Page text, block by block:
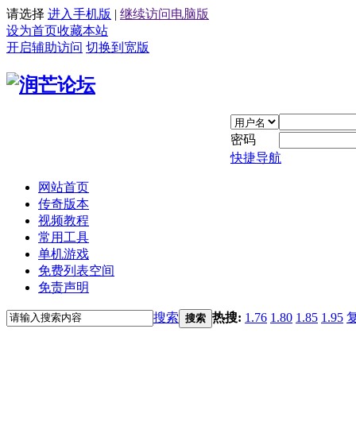
请选择 进入手机版 | 继续访问电脑版
设为首页收藏本站
开启辅助访问 切换到宽版
密码
快捷导航
网站首页
传奇版本
视频教程
常用工具
单机游戏
免费列表空间
免责声明
搜索 搜索 热搜: 1.76 1.80 1.85 1.95